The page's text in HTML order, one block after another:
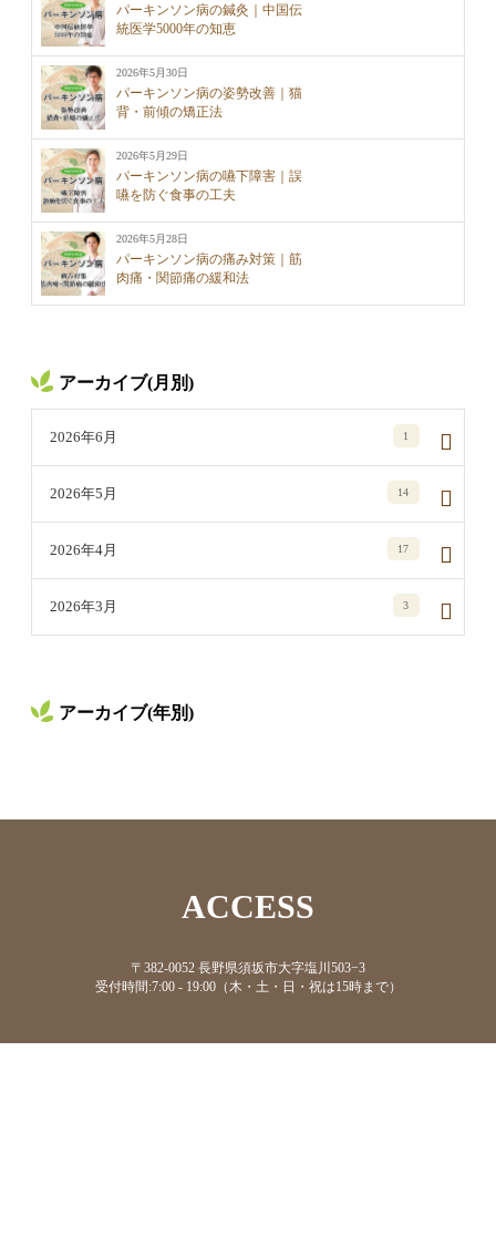
パーキンソン病の鍼灸｜中国伝
統医学5000年の知恵
2026年5月30日
パーキンソン病の姿勢改善｜猫
背・前傾の矯正法
2026年5月29日
パーキンソン病の嚥下障害｜誤
嚥を防ぐ食事の工夫
2026年5月28日
パーキンソン病の痛み対策｜筋
肉痛・関節痛の緩和法
アーカイブ(月別)
2026年6月 1
2026年5月 14
2026年4月 17
2026年3月 3
アーカイブ(年別)
ACCESS
〒382-0052 長野県須坂市大字塩川503−3
受付時間:7:00 - 19:00（木・土・日・祝は15時まで）